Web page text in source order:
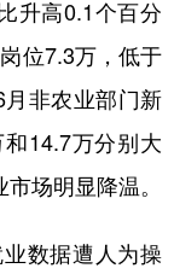
한국어
升高0.1个百分
位7.3万，低于
非农业部门新
14.7万分别大
场明显降温。
数据遭人为操